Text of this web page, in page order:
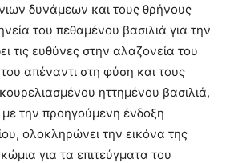
δυνάμεων και τους θρήνους
του πεθαμένου βασιλιά για την
τις ευθύνες στην αλαζονεία του
απέναντι στη φύση και τους
ηττημένου βασιλιά,
με την προηγούμενη ένδοξη
ολοκληρώνει την εικόνα της
για τα επιτεύγματα του